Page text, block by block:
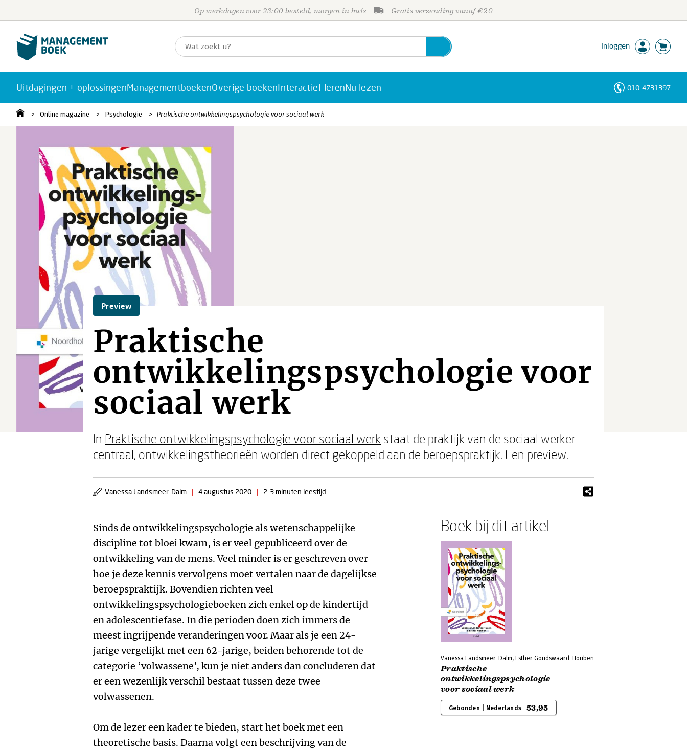
Op werkdagen voor 23:00 besteld, morgen in huis Gratis verzending vanaf €20
Inloggen
Uitdagingen + oplossingenManagementboekenOverige boekenInteractief lerenNu lezen 010-4731397
Online magazine Psychologie Praktische ontwikkelingspsychologie voor sociaal werk
Preview
Praktische
ontwikkelingspsychologie voor
sociaal werk
In Praktische ontwikkelingspsychologie voor sociaal werk staat de praktijk van de sociaal werker
centraal, ontwikkelingstheorieën worden direct gekoppeld aan de beroepspraktijk. Een preview.
Vanessa Landsmeer-Dalm | 4 augustus 2020 | 2-3 minuten leestijd
Sinds de ontwikkelingspsychologie als wetenschappelijke
discipline tot bloei kwam, is er veel gepubliceerd over de
ontwikkeling van de mens. Veel minder is er geschreven over
hoe je deze kennis vervolgens moet vertalen naar de dagelijkse
beroepspraktijk. Bovendien richten veel
ontwikkelingspsychologieboeken zich enkel op de kindertijd
en adolescentiefase. In die perioden doen zich immers de
meest ingrijpende veranderingen voor. Maar als je een 24-
jarige vergelijkt met een 62-jarige, beiden behorende tot de
categorie ‘volwassene', kun je niet anders dan concluderen dat
er een wezenlijk verschil bestaat tussen deze twee
volwassenen.
Om de lezer een kader te bieden, start het boek met een
theoretische basis. Daarna volgt een beschrijving van de
Boek bij dit artikel
Vanessa Landsmeer-Dalm, Esther Goudswaard-Houben
Praktische
ontwikkelingspsychologie
voor sociaal werk
Gebonden | Nederlands 53,95
Personen